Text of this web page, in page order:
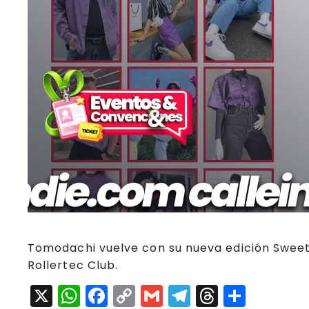
Tomodachi vuelve con su nueva edición
Rollertec Club.
X W F C G T T